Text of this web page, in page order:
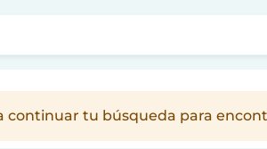
continuar tu búsqueda para